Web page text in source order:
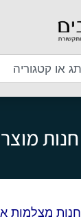
חנות
חנות מצלמות